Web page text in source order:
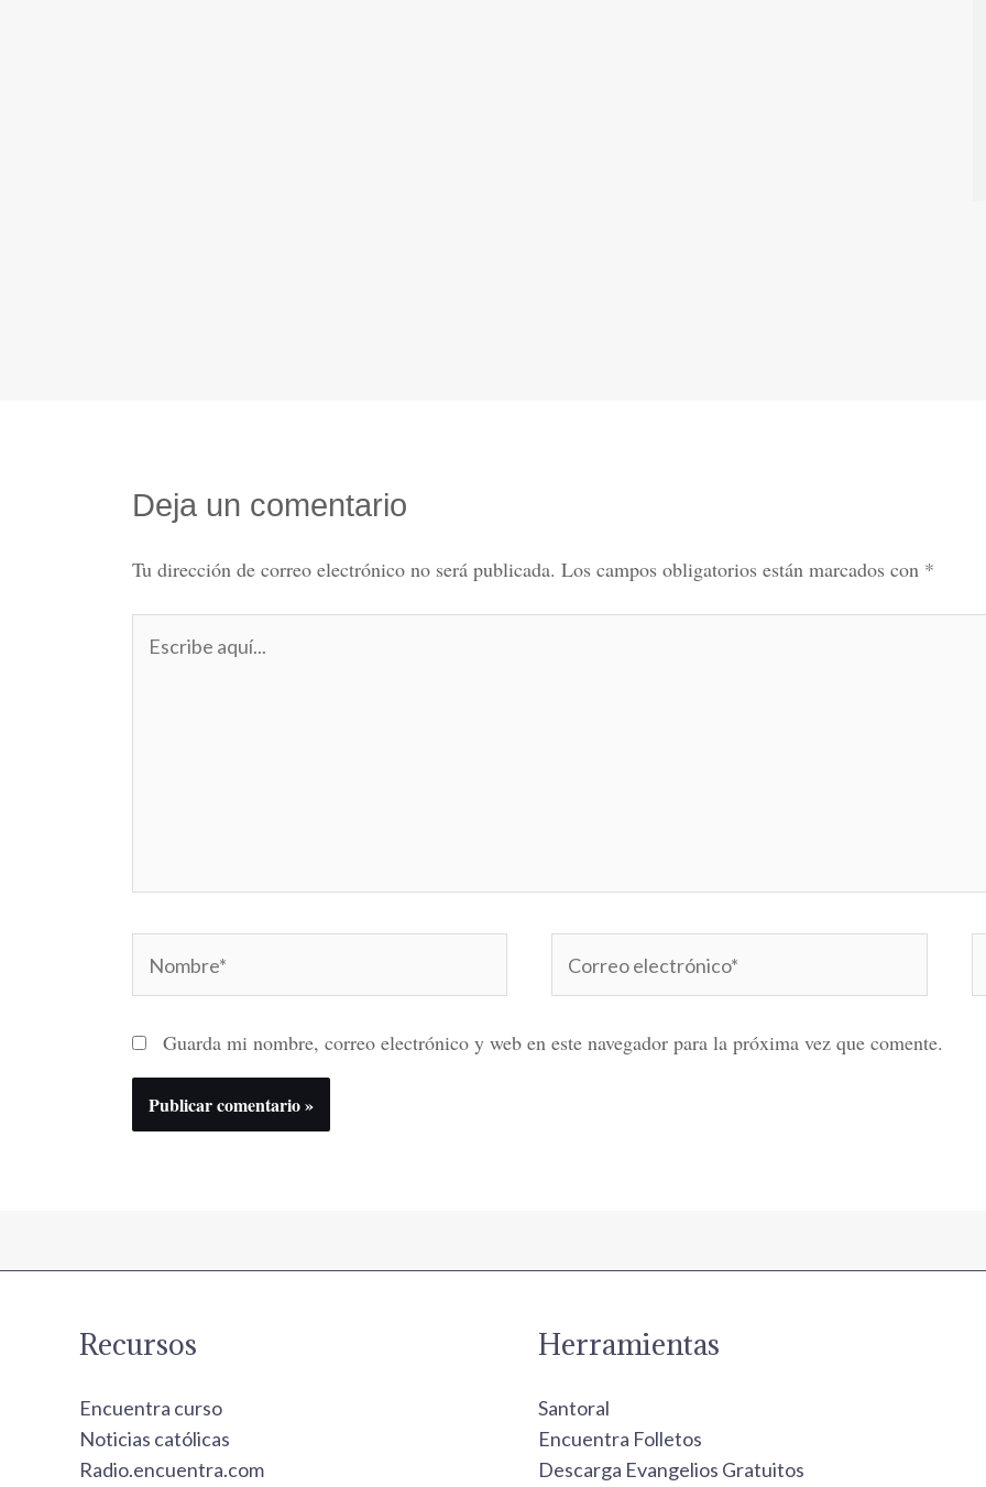
Deja un comentario
Tu dirección de correo electrónico no será publicada. Los campos obligatorios están marcados con *
aquí...
electrónico*
Guarda mi nombre, correo electrónico y web en este navegador para la próxima vez que comente.
Recursos
Encuentra curso
Noticias católicas
Radio.encuentra.com
Herramientas
Santoral
Encuentra Folletos
Descarga Evangelios Gratuitos